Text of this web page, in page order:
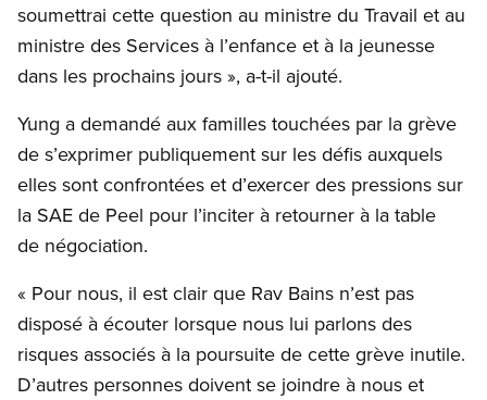
soumettrai cette question au ministre du Travail et au
ministre des Services à l’enfance et à la jeunesse
dans les prochains jours », a-t-il ajouté.
Yung a demandé aux familles touchées par la grève
de s’exprimer publiquement sur les défis auxquels
elles sont confrontées et d’exercer des pressions sur
la SAE de Peel pour l’inciter à retourner à la table
de négociation.
« Pour nous, il est clair que Rav Bains n’est pas
disposé à écouter lorsque nous lui parlons des
risques associés à la poursuite de cette grève inutile.
D’autres personnes doivent se joindre à nous et